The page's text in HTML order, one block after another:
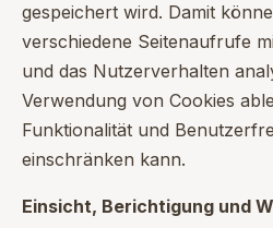
gespeichert wird. Damit
verschiedene Seitenaufrufe
und das Nutzerverhalten
Verwendung von Cookies
Funktionalität und
einschränken kann.
Einsicht, Berichtigung und